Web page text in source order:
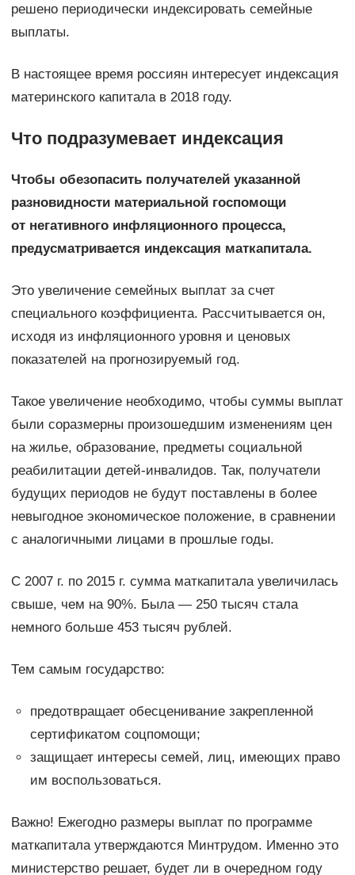
решено периодически индексировать семейные
выплаты.
В настоящее время россиян интересует индексация
материнского капитала в 2018 году.
Что подразумевает индексация
Чтобы обезопасить получателей указанной
разновидности материальной госпомощи
от негативного инфляционного процесса,
предусматривается индексация маткапитала.
Это увеличение семейных выплат за счет
специального коэффициента. Рассчитывается он,
исходя из инфляционного уровня и ценовых
показателей на прогнозируемый год.
Такое увеличение необходимо, чтобы суммы выплат
были соразмерны произошедшим изменениям цен
на жилье, образование, предметы социальной
реабилитации детей-инвалидов. Так, получатели
будущих периодов не будут поставлены в более
невыгодное экономическое положение, в сравнении
с аналогичными лицами в прошлые годы.
С 2007 г. по 2015 г. сумма маткапитала увеличилась
свыше, чем на 90%. Была — 250 тысяч стала
немного больше 453 тысяч рублей.
Тем самым государство:
предотвращает обесценивание закрепленной
сертификатом соцпомощи;
защищает интересы семей, лиц, имеющих право
им воспользоваться.
Важно! Ежегодно размеры выплат по программе
маткапитала утверждаются Минтрудом. Именно это
министерство решает, будет ли в очередном году